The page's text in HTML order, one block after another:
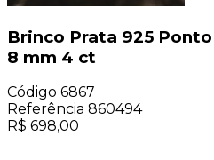
Brinco Prata 925
8 mm 4 ct
Código 6867
Referência 860494
R$ 698,00